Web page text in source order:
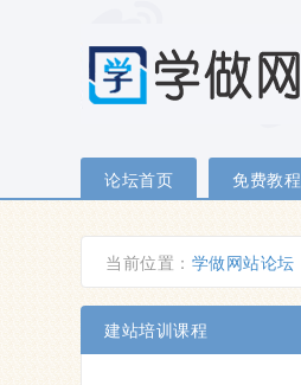
论坛首页 免费教程
当前位置： 学做网站论坛
建站培训课程